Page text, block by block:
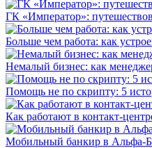
ГК «Император»:
Больше чем работа: как
Немалый бизнес: как
Помощь не по скрипту: 5
Как работают в контакт-
Мобильный банкир в Альфа-